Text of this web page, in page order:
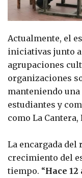
Actualmente, el
iniciativas junto
agrupaciones
organizaciones
manteniendo
estudiantes y
como La
La encargada del
crecimiento del
tiempo. “Hace